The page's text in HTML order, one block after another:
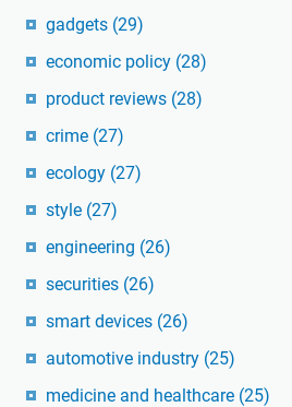
gadgets (29)
economic policy (28)
product reviews (28)
crime (27)
ecology (27)
style (27)
engineering (26)
securities (26)
smart devices (26)
automotive industry (25)
medicine and healthcare (25)